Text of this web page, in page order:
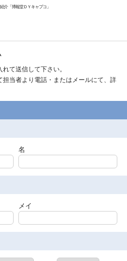
介「博報堂ＤＹキャプコ」
て送信して下さい。
当者より電話・またはメールにて、詳
名
メイ